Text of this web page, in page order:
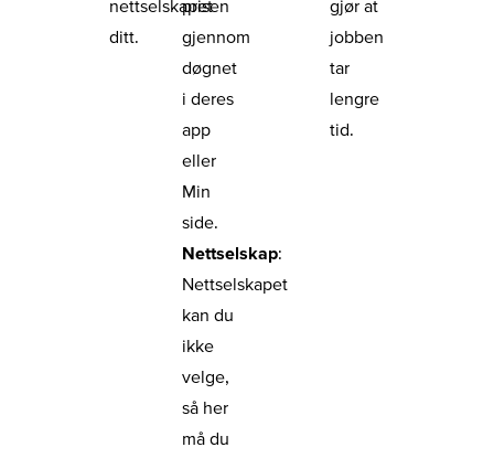
nettselskapet
ditt.
prisen
gjennom
døgnet
i deres
app
eller
Min
side.
Nettselskap:
Nettselskapet
kan du
ikke
velge,
så her
må du
gjør at
jobben
tar
lengre
tid.